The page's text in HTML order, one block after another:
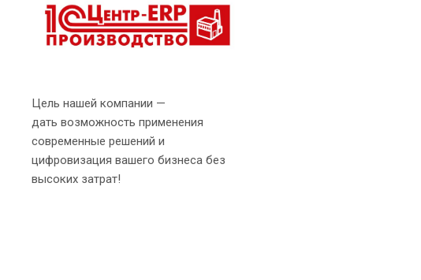
Цель нашей компании —
дать возможность применения
современные решений и
цифровизация вашего бизнеса без
высоких затрат!